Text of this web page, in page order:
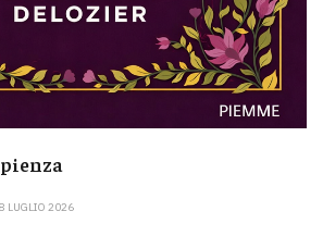
LUGLIO 2026